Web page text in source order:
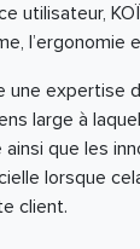
utilisateur,
l’ergonomie
une expertise
large à
que les
lorsque
client.